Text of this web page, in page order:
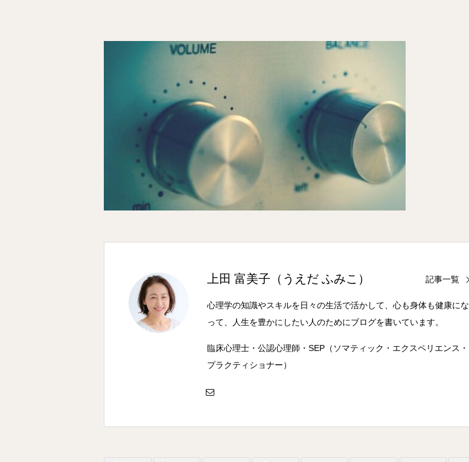
上田 富美子（うえだ ふみこ） 記事一覧
心理学の知識やスキルを日々の生活で活かして、心も身体も健康にな
って、人生を豊かにしたい人のためにブログを書いています。
臨床心理士・公認心理師・SEP（ソマティック・エクスペリエンス・
プラクティショナー）